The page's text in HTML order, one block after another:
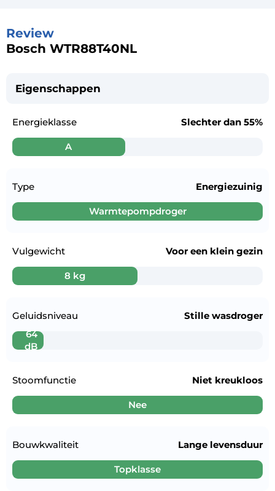
Review
Bosch WTR88T40NL
Eigenschappen
Energieklasse
A
Slechter dan 55%
Type
Warmtepompdroger
Energiezuinig
Vulgewicht
8 kg
Voor een klein gezin
Geluidsniveau
64
dB
Stille wasdroger
Stoomfunctie
Nee
Niet kreukloos
Bouwkwaliteit
Topklasse
Lange levensduur